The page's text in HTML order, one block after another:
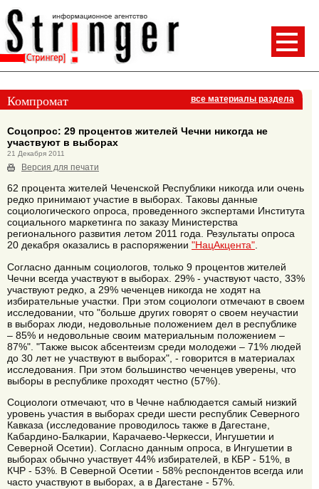
Компромат все материалы раздела
Соцопрос: 29 процентов жителей Чечни никогда не
участвуют в выборах
21 Декабря 2011
Версия для печати
62 процента жителей Чеченской Республики никогда или очень
редко принимают участие в выборах. Таковы данные
социологического опроса, проведенного экспертами Института
социального маркетинга по заказу Министерства
регионального развития летом 2011 года. Результаты опроса
20 декабря оказались в распоряжении "НацАкцента".
Согласно данным социологов, только 9 процентов жителей
Чечни всегда участвуют в выборах. 29% - участвуют часто, 33%
участвуют редко, а 29% чеченцев никогда не ходят на
избирательные участки. При этом социологи отмечают в своем
исследовании, что "больше других говорят о своем неучастии
в выборах люди, недовольные положением дел в республике
– 85% и недовольные своим материальным положением –
87%". "Также высок абсентеизм среди молодежи – 71% людей
до 30 лет не участвуют в выборах", - говорится в материалах
исследования. При этом большинство чеченцев уверены, что
выборы в республике проходят честно (57%).
Социологи отмечают, что в Чечне наблюдается самый низкий
уровень участия в выборах среди шести республик Северного
Кавказа (исследование проводилось также в Дагестане,
Кабардино-Балкарии, Карачаево-Черкесси, Ингушетии и
Северной Осетии). Согласно данным опроса, в Ингушетии в
выборах обычно участвует 44% избирателей, в КБР - 51%, в
КЧР - 53%. В Северной Осетии - 58% респондентов всегда или
часто участвуют в выборах, а в Дагестане - 57%.